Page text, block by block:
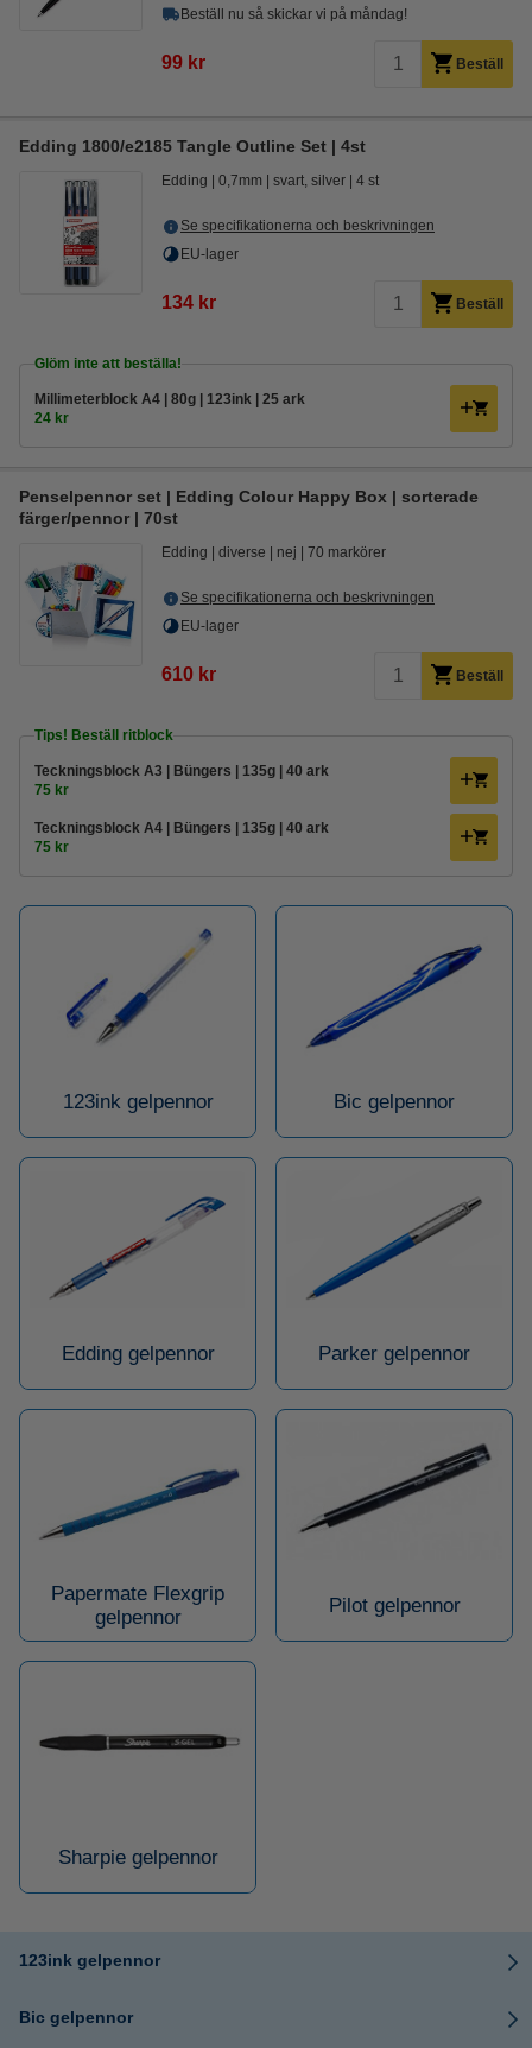
Beställ nu så skickar vi på måndag!
99 kr Beställ
Edding 1800/e2185 Tangle Outline Set | 4st
Edding 0,7mm svart, silver 4 st
Se specifikationerna och beskrivningen
EU-lager
134 kr Beställ
Glöm inte att beställa!
Millimeterblock A4 | 80g | 123ink | 25 ark
24 kr
Penselpennor set | Edding Colour Happy Box | sorterade
färger/pennor | 70st
Edding diverse nej 70 markörer
Se specifikationerna och beskrivningen
EU-lager
610 kr Beställ
Tips! Beställ ritblock
Teckningsblock A3 | Büngers | 135g | 40 ark
75 kr
Teckningsblock A4 | Büngers | 135g | 40 ark
75 kr
123ink gelpennor Bic gelpennor
Edding gelpennor Parker gelpennor
Papermate Flexgrip
gelpennor
Pilot gelpennor
Sharpie gelpennor
123ink gelpennor
Bic gelpennor